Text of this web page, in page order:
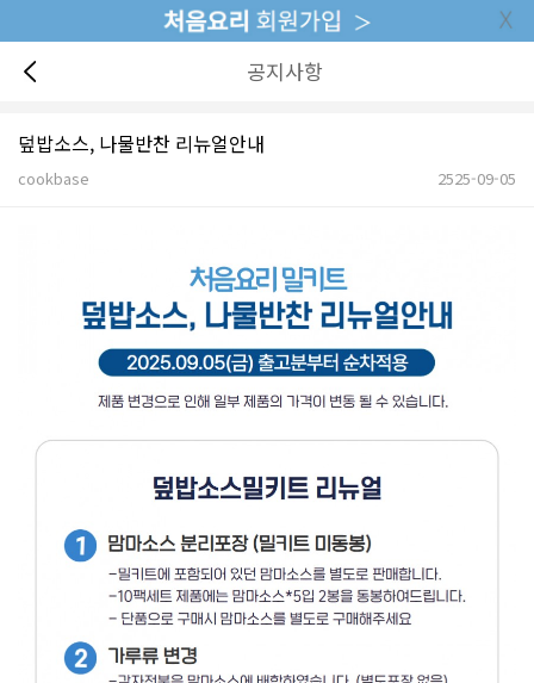
공지사항
덮밥소스, 나물반찬 리뉴얼안내
cookbase 2525-09-05